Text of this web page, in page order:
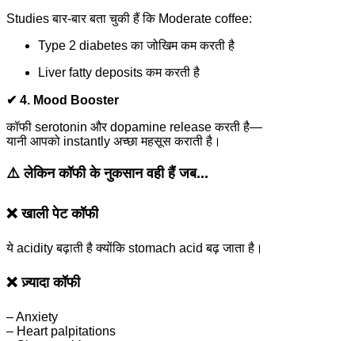
Studies बार-बार बता चुकी हैं कि Moderate coffee:
Type 2 diabetes का जोखिम कम करती है
Liver fatty deposits कम करती है
✔ 4. Mood Booster
कॉफी serotonin और dopamine release करती है—
यानी आपको instantly अच्छा महसूस कराती है।
⚠️लेकिन कॉफी के नुकसान वही हैं जब...
❌ खाली पेट कॉफी
ये acidity बढ़ाती है क्योंकि stomach acid बढ़ जाता है।
❌ ज़्यादा कॉफी
– Anxiety
– Heart palpitations